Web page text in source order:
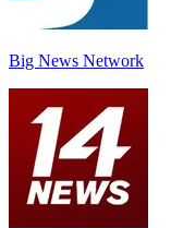
Big News Network